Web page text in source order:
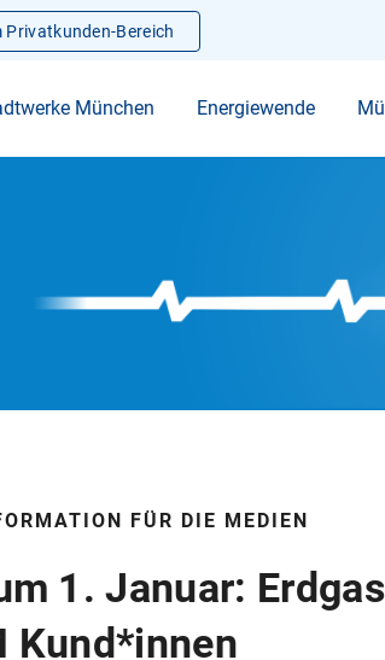
Privatkunden-Bereich
München Energiewende
FÜR DIE MEDIEN
1. Januar:
Kund*innen